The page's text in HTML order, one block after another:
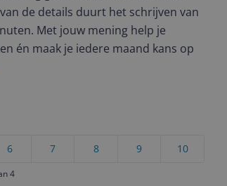
de details duurt het schrijven van
Met jouw mening help je
én maak je iedere maand kans op
10
9
8
7
6
4